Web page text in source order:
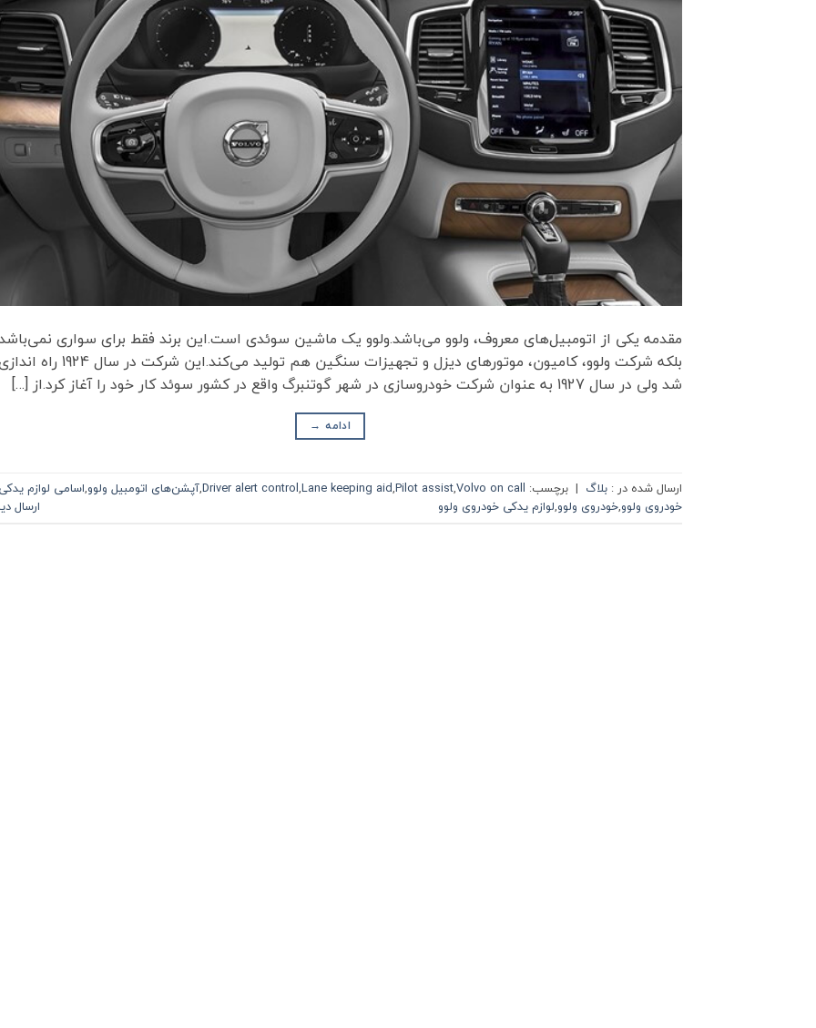
مقدمه یکی از اتومبیل‌های معروف، ولوو می‌باشد.ولوو یک ماشین سوئدی است.این برند فقط برای سواری
بلکه شرکت ولوو، کامیون، موتورهای دیزل و تجهیزات سنگین هم تولید می‌کند.این شرکت در سال 1924
شد ولی در سال 1927 به عنوان شرکت خودروسازی در شهر گوتنبرگ واقع در کشور سوئد کار خود را آغاز کرد.از […]
ادامه →
ارسال شده در : بلاگ | برچسب: Driver alert control,Lane keeping aid,Pilot assist,Volvo on call
,آپشن‌های اتومبیل ولوو,اسامی لوازم یدکی
خودروی ولوو,خودروی ولوو,لوازم یدکی خودروی ولوو ارسال